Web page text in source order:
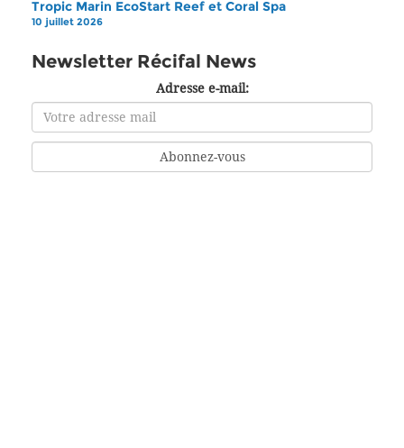
Tropic Marin EcoStart Reef et Coral Spa
10 juillet 2026
Newsletter Récifal News
Adresse e-mail: